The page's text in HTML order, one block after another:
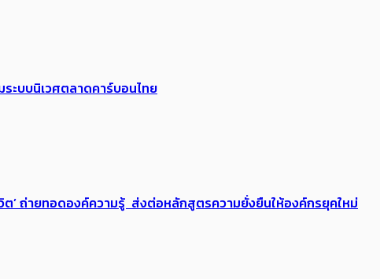
บบนิเวศตลาดคาร์บอนไทย
’ ถ่ายทอดองค์ความรู้ ส่งต่อหลักสูตรความยั่งยืนให้องค์กรยุคใหม่